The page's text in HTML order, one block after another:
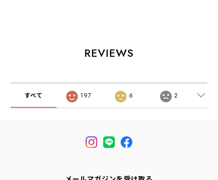
ス・MEN'S /
LADY'S
REVIEWS
すべて 197 6 2